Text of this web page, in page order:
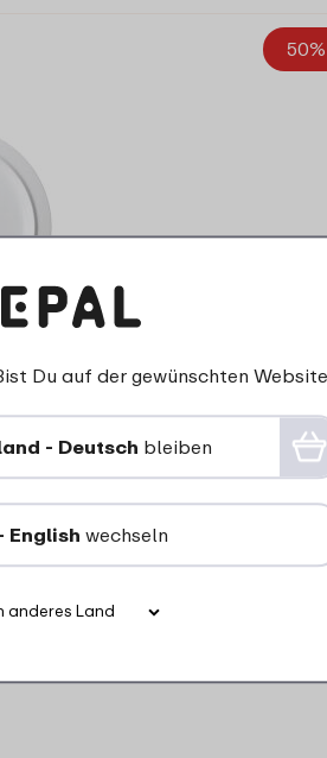
Du auf der gewünschten
- Deutsch bleiben
English wechseln